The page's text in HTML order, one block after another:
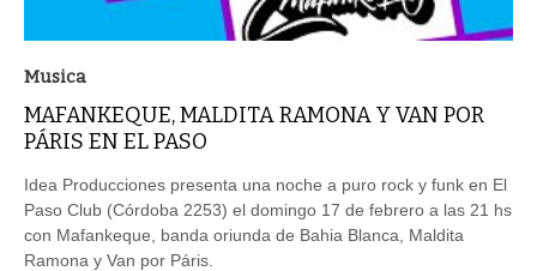
Musica
MAFANKEQUE, MALDITA RAMONA Y VAN POR
PÁRIS EN EL PASO
Idea Producciones presenta una noche a puro rock y funk en El
Paso Club (Córdoba 2253) el domingo 17 de febrero a las 21 hs
con Mafankeque, banda oriunda de Bahia Blanca, Maldita
Ramona y Van por Páris.